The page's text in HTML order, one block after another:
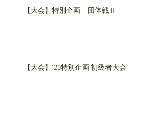
【大会】特別企画 団体戦Ⅱ
【大会】'20特別企画 初級者大会